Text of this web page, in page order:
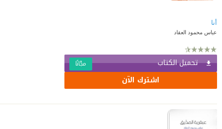
أنا
عباس محمود العقاد
تحميل الكتاب مجّانًا
اشترك الآن